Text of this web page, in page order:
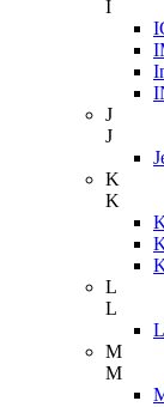
I
J
J
K
K
L
L
M
M